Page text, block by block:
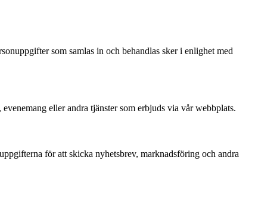
som samlas in och behandlas sker i enlighet med
eller andra tjänster som erbjuds via vår webbplats.
för att skicka nyhetsbrev, marknadsföring och andra